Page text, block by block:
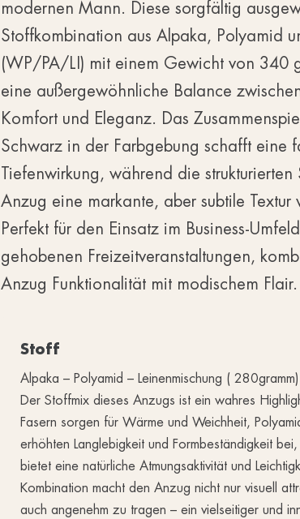
modernen Mann. Diese sorgfältig
Stoffkombination aus Alpaka, Polyamid
(WP/PA/LI) mit einem Gewicht von 340
eine außergewöhnliche Balance
Komfort und Eleganz. Das
Schwarz in der Farbgebung schafft eine
Tiefenwirkung, während die strukturierten
Anzug eine markante, aber subtile Textur
Perfekt für den Einsatz im Business-
gehobenen Freizeitveranstaltungen,
Anzug Funktionalität mit modischem Flair.
Stoff
Alpaka – Polyamid – Leinenmischung ( 280gramm)
Der Stoffmix dieses Anzugs ist ein wahres
Fasern sorgen für Wärme und Weichheit,
erhöhten Langlebigkeit und Formbeständigkeit bei,
bietet eine natürliche Atmungsaktivität und
Kombination macht den Anzug nicht nur visuell
auch angenehm zu tragen – ein vielseitiger und